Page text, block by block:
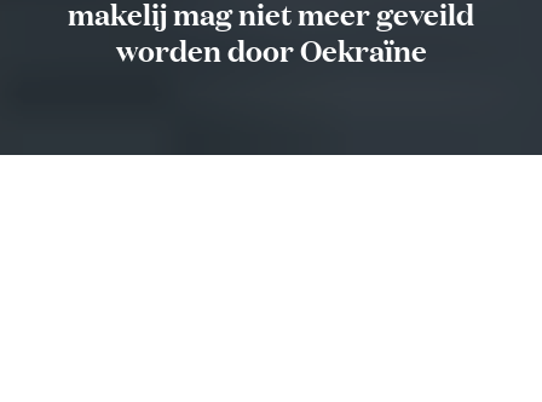
makelij mag niet meer geveild
worden door Oekraïne